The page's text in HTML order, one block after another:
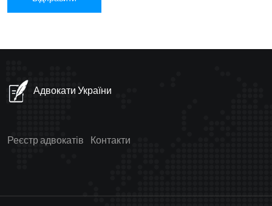
Адвокати України
Реєстр адвокатів Контакти